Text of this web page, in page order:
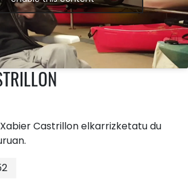
Castrillon elkarrizketatu du